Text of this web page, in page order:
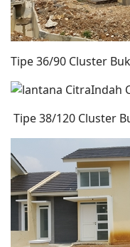
Tipe 36/90 Cluster
Tipe 38/120 Cluster